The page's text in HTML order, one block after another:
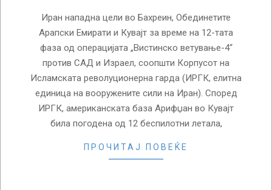
Иран нападна цели во Бахреин, Обединетите
Арапски Емирати и Кувајт за време на 12-тата
фаза од операцијата „Вистинско ветување-4“
против САД и Израел, соопшти Корпусот на
Исламската револуционерна гарда (ИРГК, елитна
единица на вооружените сили на Иран). Според
ИРГК, американската база Арифџан во Кувајт
била погодена од 12 беспилотни летала,
ПРОЧИТАЈ ПОВЕЌЕ